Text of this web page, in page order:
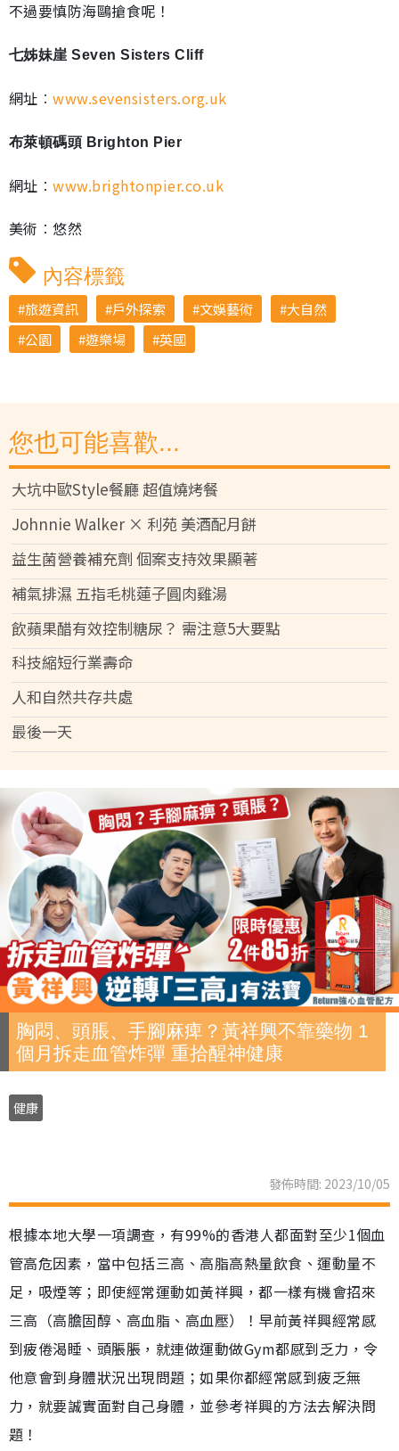
不過要慎防海鷗搶食呢！
七姊妹崖 Seven Sisters Cliff
網址︰www.sevensisters.org.uk
布萊頓碼頭 Brighton Pier
網址︰www.brightonpier.co.uk
美術︰悠然
內容標籤
旅遊資訊 戶外探索 文娛藝術
大自然
公園
遊樂場 英國
您也可能喜歡...
大坑中歐Style餐廳 超值燒烤餐
Johnnie Walker × 利苑 美酒配月餅
益生菌營養補充劑 個案支持效果顯著
補氣排濕 五指毛桃蓮子圓肉雞湯
飲蘋果醋有效控制糖尿？ 需注意5大要點
科技縮短行業壽命
人和自然共存共處
最後一天
胸悶、頭脹、手腳麻痺？黃祥興不靠藥物 1
個月拆走血管炸彈 重拾醒神健康
健康
發佈時間: 2023/10/05
根據本地大學一項調查，有99%的香港人都面對至少1個血
管高危因素，當中包括三高、高脂高熱量飲食、運動量不
足，吸煙等；即使經常運動如黃祥興，都一樣有機會招來
三高（高膽固醇、高血脂、高血壓）！早前黃祥興經常感
到疲倦渴睡、頭脹脹，就連做運動做Gym都感到乏力，令
他意會到身體狀況出現問題；如果你都經常感到疲乏無
力，就要誠實面對自己身體，並參考祥興的方法去解決問
題！